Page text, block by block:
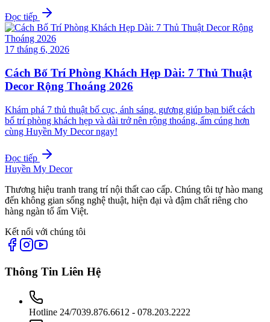
Đọc tiếp
17 tháng 6, 2026
Cách Bố Trí Phòng Khách Hẹp Dài: 7 Thủ Thuật
Decor Rộng Thoáng 2026
Khám phá 7 thủ thuật bố cục, ánh sáng, gương giúp bạn biết cách
bố trí phòng khách hẹp và dài trở nên rộng thoáng, ấm cúng hơn
cùng Huyền My Decor ngay!
Đọc tiếp
Huyền My Decor
Thương hiệu tranh trang trí nội thất cao cấp. Chúng tôi tự hào mang
đến không gian sống nghệ thuật, hiện đại và đậm chất riêng cho
hàng ngàn tổ ấm Việt.
Kết nối với chúng tôi
Thông Tin Liên Hệ
Hotline 24/7039.876.6612 - 078.203.2222